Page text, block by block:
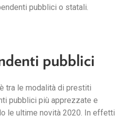
pubblici o statali.
pubblici
tra le modalità di prestiti
pubblici più apprezzate e
le ultime novità 2020. In effetti